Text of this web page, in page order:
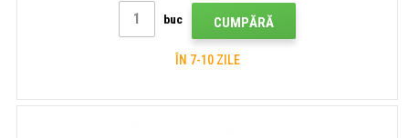
buc CUMPĂRĂ
ÎN 7-10 ZILE